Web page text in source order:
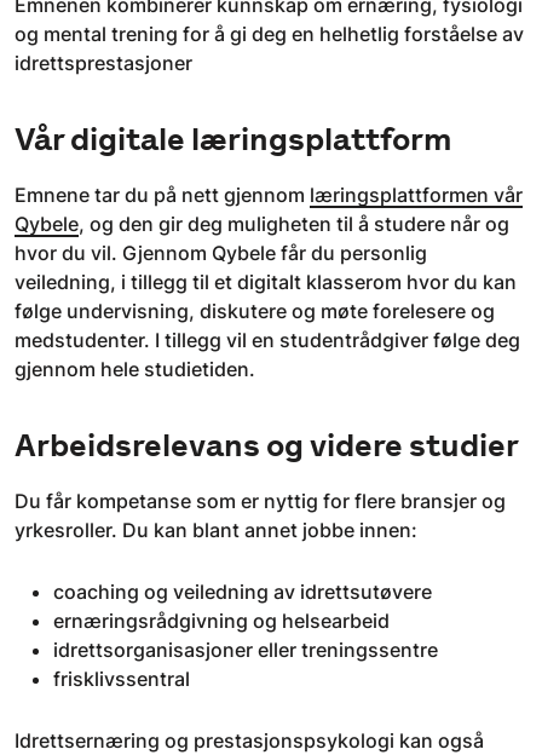
og mental trening for å gi deg en helhetlig forståelse av
idrettsprestasjoner
Vår digitale læringsplattform
Emnene tar du på nett gjennom læringsplattformen vår
Qybele, og den gir deg muligheten til å studere når og
hvor du vil. Gjennom Qybele får du personlig
veiledning, i tillegg til et digitalt klasserom hvor du kan
følge undervisning, diskutere og møte forelesere og
medstudenter. I tillegg vil en studentrådgiver følge deg
gjennom hele studietiden.
Arbeidsrelevans og videre studier
Du får kompetanse som er nyttig for flere bransjer og
yrkesroller. Du kan blant annet jobbe innen:
coaching og veiledning av idrettsutøvere
ernæringsrådgivning og helsearbeid
idrettsorganisasjoner eller treningssentre
frisklivssentral
Idrettsernæring og prestasjonspsykologi kan også